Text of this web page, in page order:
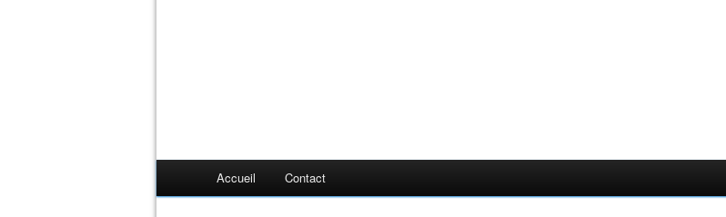
Accueil Contact